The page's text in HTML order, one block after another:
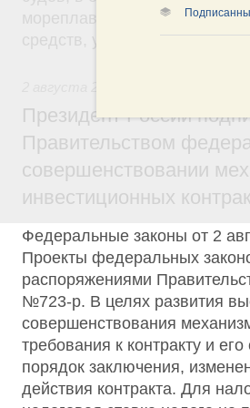
мореплавания и
средств, установленные
Президент России
Правительством
совершенствовании
инвестиционных
Федеральные законы от 2
Проекты федеральных
распоряжениями
№723-р. В целях развития
совершенствования
требования к контракту и
порядок заключения,
действия контракта. Для